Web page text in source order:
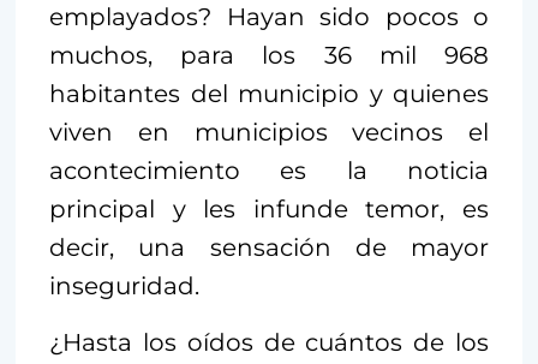
emplayados? Hayan sido pocos o
muchos, para los 36 mil 968
habitantes del municipio y quienes
viven en municipios vecinos el
acontecimiento es la noticia
principal y les infunde temor, es
decir, una sensación de mayor
inseguridad.
¿Hasta los oídos de cuántos de los